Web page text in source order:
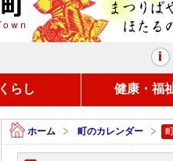
まつりばやしと、ほたるの里
くらし 健康・福
ホーム 町のカレンダー